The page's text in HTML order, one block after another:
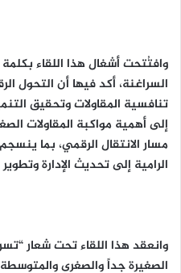
وافتُتحت أشغال هذا اللقاء
السراغنة، أكد فيها أن التحول
تنافسية المقاولات وتحقيق
إلى أهمية مواكبة المقاولات
مسار الانتقال الرقمي، بما
الرامية إلى تحديث الإدارة
وانعقد هذا اللقاء تحت شعار
الصغيرة جداً والصغرى